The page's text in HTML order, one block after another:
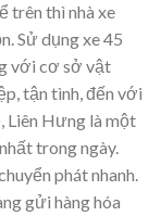
trên thì nhà xe
Sử dụng xe 45
với cơ sở vật
tận tình, đến với
Liên Hưng là một
trong ngày.
phát nhanh.
gửi hàng hóa